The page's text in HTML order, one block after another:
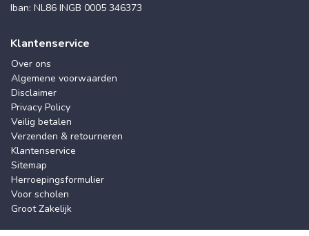
Iban: NL86 INGB 0005 346373
Klantenservice
Over ons
Algemene voorwaarden
Disclaimer
Privacy Policy
Veilig betalen
Verzenden & retourneren
Klantenservice
Sitemap
Herroepingsformulier
Voor scholen
Groot Zakelijk